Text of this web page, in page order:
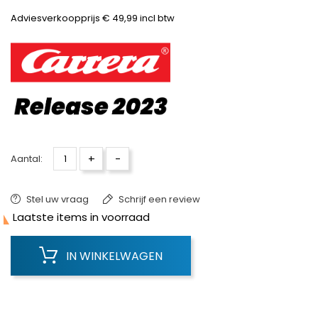
Adviesverkoopprijs € 49,99 incl btw
Aantal: + -
Stel uw vraag Schrijf een review
Laatste items in voorraad
IN WINKELWAGEN